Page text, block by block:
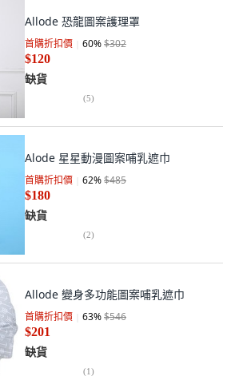
Allode 恐龍圖案護理罩
首購折扣價 60%$302
$120
缺貨
(5)
Alode 星星動漫圖案哺乳遮巾
首購折扣價 62%$485
$180
缺貨
(2)
Allode 變身多功能圖案哺乳遮巾
首購折扣價 63%$546
$201
缺貨
(1)